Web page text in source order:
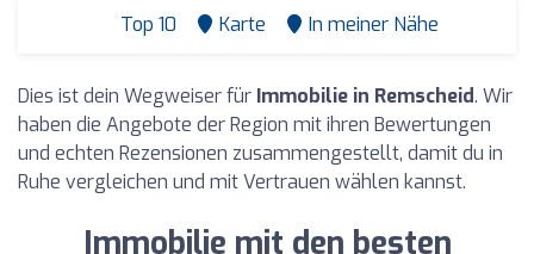
Top 10 Karte In meiner Nähe
Dies ist dein Wegweiser für Immobilie in Remscheid. Wir
haben die Angebote der Region mit ihren Bewertungen
und echten Rezensionen zusammengestellt, damit du in
Ruhe vergleichen und mit Vertrauen wählen kannst.
Immobilie mit den besten